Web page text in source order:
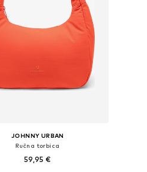
JOHNNY URBAN
Ručna torbica
59,95 €